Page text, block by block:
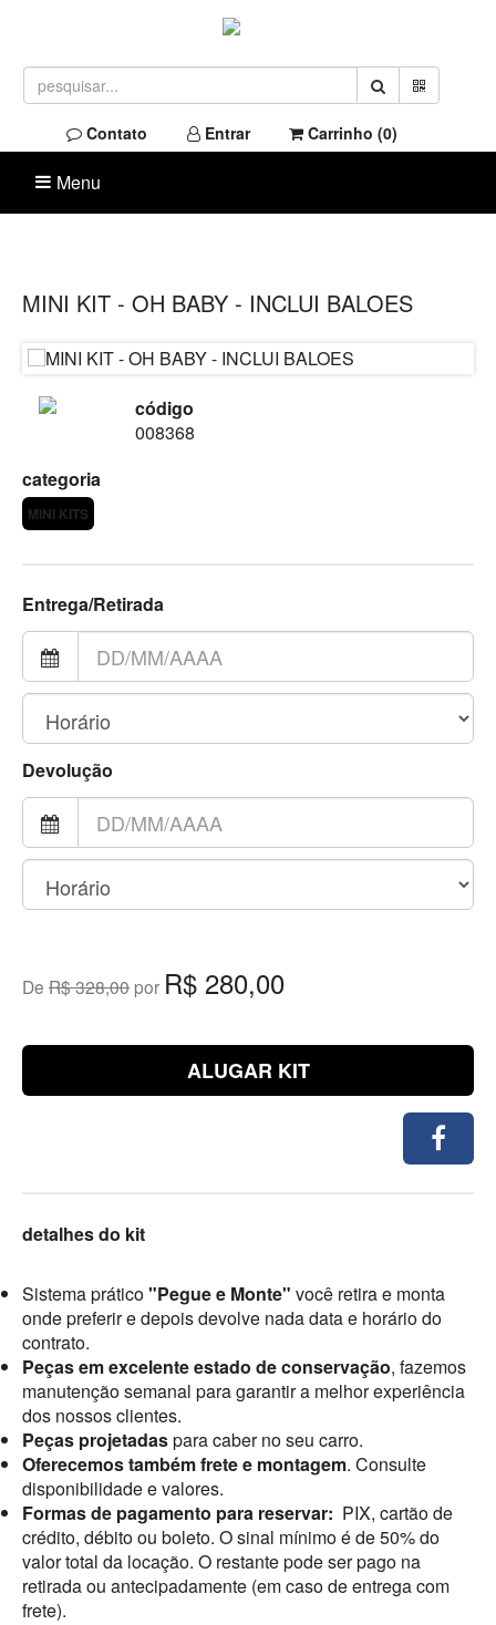
Contato Entrar Carrinho (0)
Menu
MINI KIT - OH BABY - INCLUI BALOES
código
008368
categoria
MINI KITS
Entrega/Retirada
Devolução
De R$ 328,00 por R$ 280,00
ALUGAR KIT
detalhes do kit
Sistema prático"Pegue e Monte" você retira e monta
onde preferir e depois devolve nada data e horário do
contrato.
Peças em excelente estado de conservação, fazemos
manutenção semanal para garantir a melhor experiência
dos nossos clientes.
Peças projetadaspara caber no seu carro.
Oferecemos também frete e montagem. Consulte
disponibilidade e valores.
Formas de pagamento para reservar: PIX, cartão de
crédito, débito ou boleto. O sinal mínimo é de 50% do
valor total da locação. O restante pode ser pago na
retirada ou antecipadamente (em caso de entrega com
frete).